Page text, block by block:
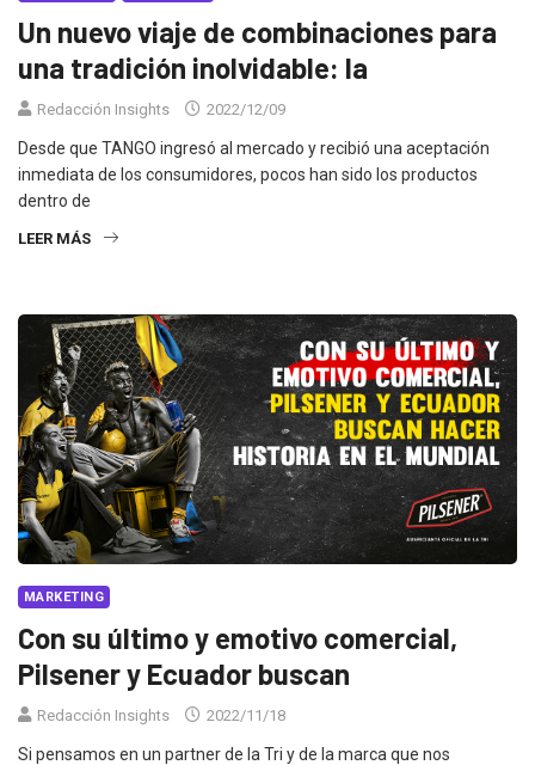
Un nuevo viaje de combinaciones para
una tradición inolvidable: la
Redacción Insights 2022/12/09
Desde que TANGO ingresó al mercado y recibió una aceptación
inmediata de los consumidores, pocos han sido los productos
dentro de
LEER MÁS
MARKETING
Con su último y emotivo comercial,
Pilsener y Ecuador buscan
Redacción Insights 2022/11/18
Si pensamos en un partner de la Tri y de la marca que nos